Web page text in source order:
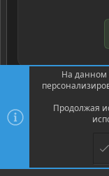
Community platform by
©
На данном
Продолжая